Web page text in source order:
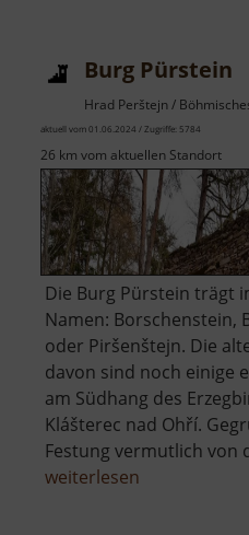
Burg Pürstein
Hrad Perštejn /
aktuell vom 01.06.2024 / Zugriffe: 5784
26 km vom aktuellen Standort
Die Burg Pürstein trägt
Namen: Borschenstein,
oder Piršenštejn. Die
davon sind noch einige
am Südhang des
Klášterec nad Ohří.
Festung vermutlich von
weiterlesen